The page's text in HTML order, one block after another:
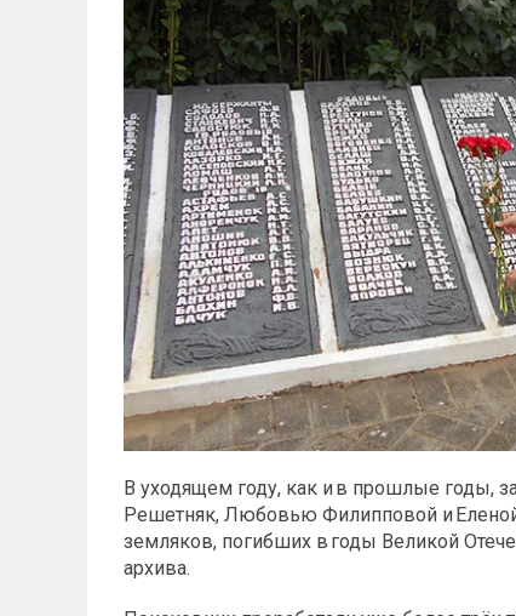
В уходящем году, как и в прошлые годы,
Решетняк, Любовью Филипповой и
земляков, погибших в годы Великой
архива.